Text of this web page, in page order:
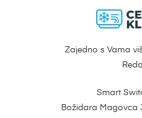
Zajedno s Vama
Smart
Božidara Magovca